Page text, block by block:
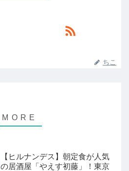
ちこ
【ヒルナンデス】朝定食が人気
の居酒屋「やえす初藤」！東京